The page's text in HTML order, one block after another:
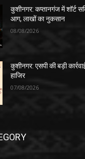
कुशीनगर: कप्तानगंज में शॉर्ट
आग, लाखों का नुकसान
08/08/2026
कुशीनगर: एसपी की बड़ी
हाजिर
07/08/2026